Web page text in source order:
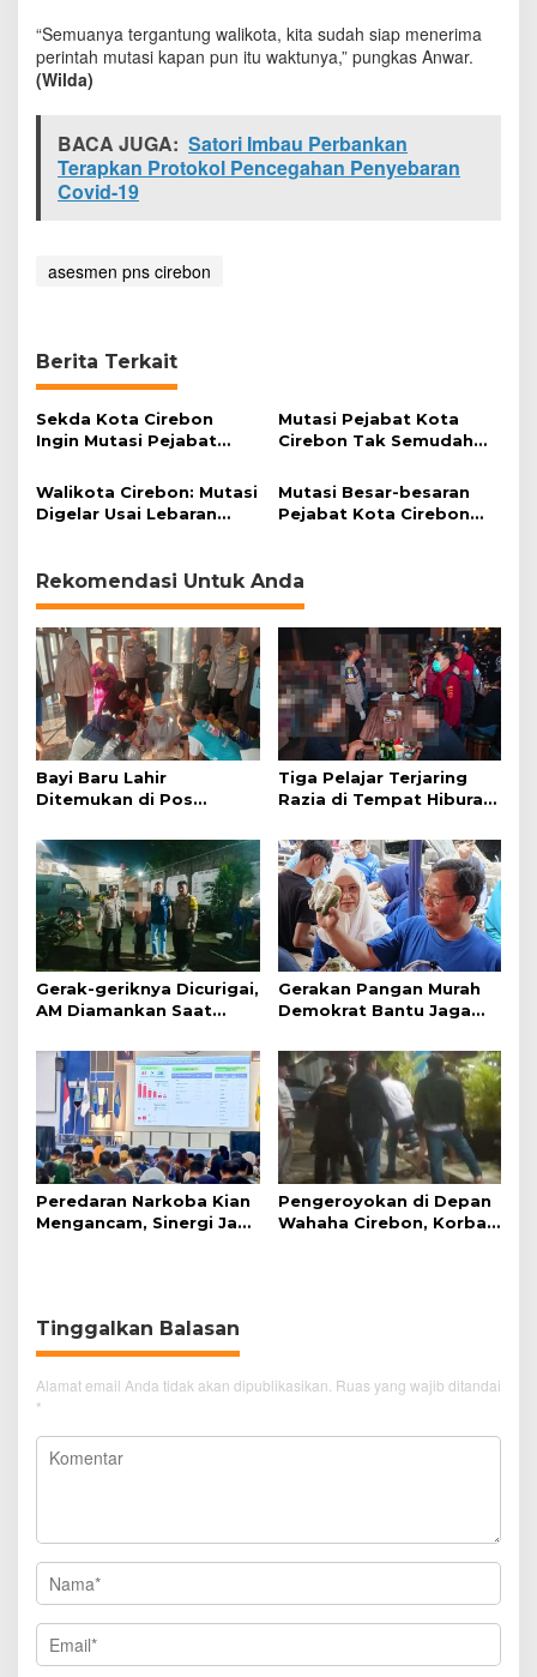
“Semuanya tergantung walikota, kita sudah siap menerima
perintah mutasi kapan pun itu waktunya,” pungkas Anwar.
(Wilda)
BACA JUGA: Satori Imbau Perbankan
Terapkan Protokol Pencegahan Penyebaran
Covid-19
asesmen pns cirebon
Berita Terkait
Sekda Kota Cirebon
Ingin Mutasi Pejabat
Didahulukan
Mutasi Pejabat Kota
Cirebon Tak Semudah
Walikota Cirebon: Mutasi
Digelar Usai Lebaran
Mutasi Besar-besaran
Pejabat Kota Cirebon
Rekomendasi Untuk Anda
Bayi Baru Lahir
Ditemukan di Pos
Tiga Pelajar Terjaring
Razia di Tempat Hiburan
Gerak-geriknya Dicurigai,
AM Diamankan Saat
Gerakan Pangan Murah
Demokrat Bantu Jaga
Peredaran Narkoba Kian
Mengancam, Sinergi Jadi
Pengeroyokan di Depan
Wahaha Cirebon, Korban
Tinggalkan Balasan
Alamat email Anda tidak akan dipublikasikan. Ruas yang wajib ditandai
*